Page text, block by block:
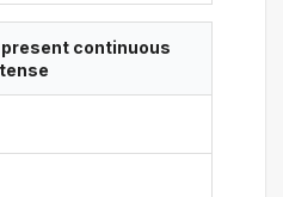
continuous
tense